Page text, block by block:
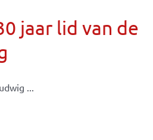
jaar lid van de
...